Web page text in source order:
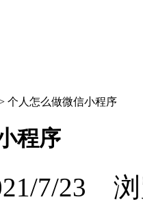
个人怎么做微信小程序
程序
7/23